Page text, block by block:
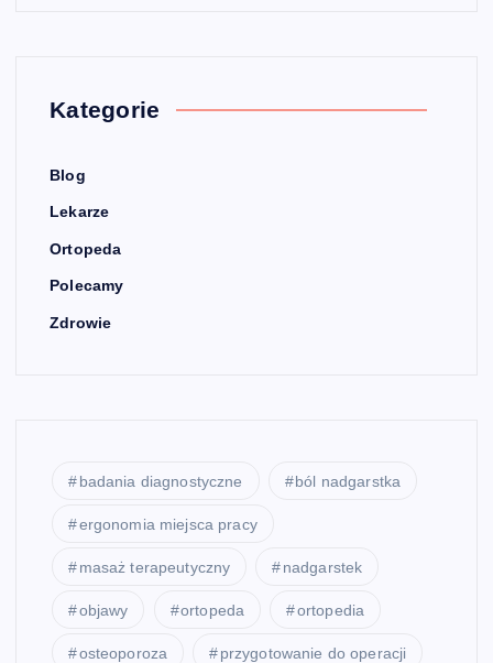
Kategorie
Blog
Lekarze
Ortopeda
Polecamy
Zdrowie
badania diagnostyczne ból nadgarstka
ergonomia miejsca pracy
masaż terapeutyczny nadgarstek
objawy ortopeda ortopedia
osteoporoza przygotowanie do operacji